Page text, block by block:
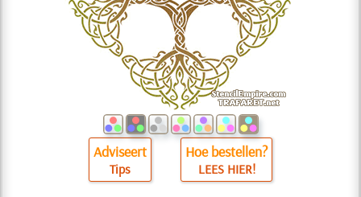
Adviseert
Tips
Hoe bestellen?
LEES HIER!